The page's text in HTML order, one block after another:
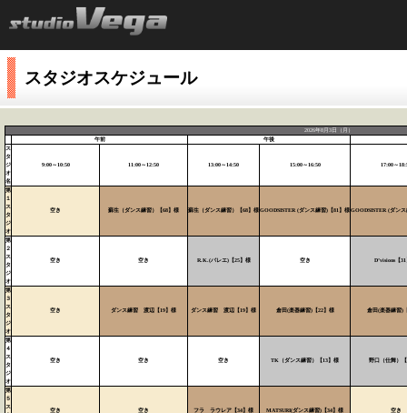
スタジオスケジュール
2026年8月3日（月）
午前
午後
ス
タ
ジ
オ
名
9:00～10:50 11:00～12:50 13:00～14:50 15:00～16:50 17:00～
第
１
ス
タ
ジ
オ
空き 蘇生（ダンス練習）【68】様 蘇生（ダンス練習）【68】様GOODSISTER (ダンス練習)【81】様GOODSISTER (ダン
第
２
ス
タ
ジ
オ
空き 空き R.K.(バレエ)【25】様 空き D’visions【
第
３
ス
タ
ジ
オ
空き ダンス練習 渡辺【19】様 ダンス練習 渡辺【19】様 倉田(楽器練習)【22】様 倉田(楽器練習)
第
４
ス
タ
ジ
オ
空き 空き 空き TK（ダンス練習）【13】様 野口（仕舞）【
第
５
ス
空き 空き フラ ラウレア【34】様 MATSURI(ダンス練習)【34】様 空き